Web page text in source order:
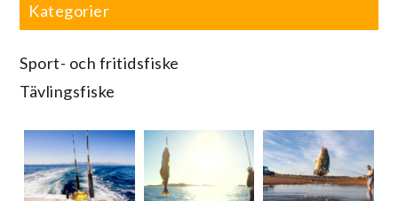
Kategorier
Sport- och fritidsfiske
Tävlingsfiske